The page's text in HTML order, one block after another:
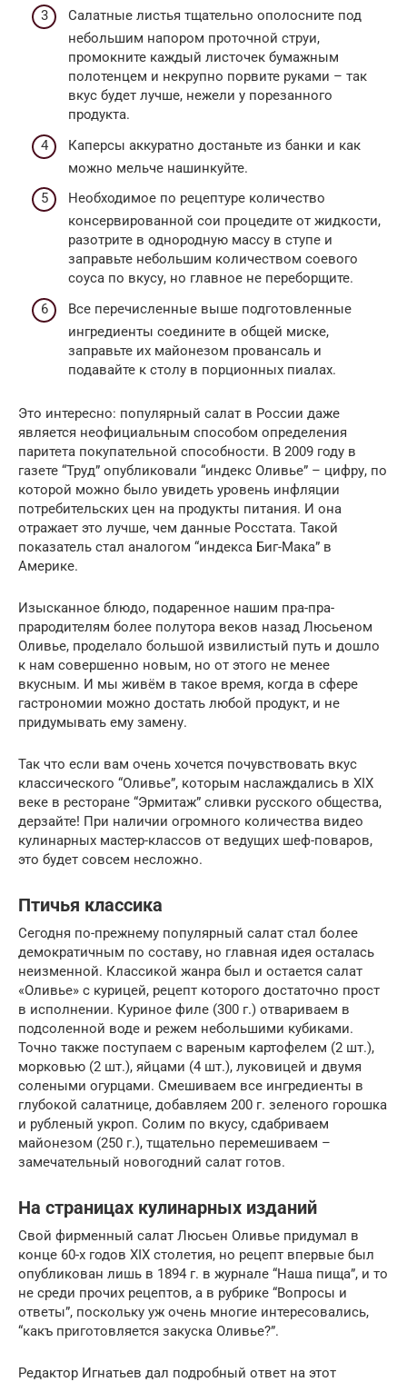
Салатные листья тщательно ополосните под
небольшим напором проточной струи,
промокните каждый листочек бумажным
полотенцем и некрупно порвите руками – так
вкус будет лучше, нежели у порезанного
продукта.
Каперсы аккуратно достаньте из банки и как
можно мельче нашинкуйте.
Необходимое по рецептуре количество
консервированной сои процедите от жидкости,
разотрите в однородную массу в ступе и
заправьте небольшим количеством соевого
соуса по вкусу, но главное не переборщите.
Все перечисленные выше подготовленные
ингредиенты соедините в общей миске,
заправьте их майонезом провансаль и
подавайте к столу в порционных пиалах.
Это интересно: популярный салат в России даже
является неофициальным способом определения
паритета покупательной способности. В 2009 году в
газете “Труд” опубликовали “индекс Оливье” – цифру, по
которой можно было увидеть уровень инфляции
потребительских цен на продукты питания. И она
отражает это лучше, чем данные Росстата. Такой
показатель стал аналогом “индекса Биг-Мака” в
Америке.
Изысканное блюдо, подаренное нашим пра-пра-
прародителям более полутора веков назад Люсьеном
Оливье, проделало большой извилистый путь и дошло
к нам совершенно новым, но от этого не менее
вкусным. И мы живём в такое время, когда в сфере
гастрономии можно достать любой продукт, и не
придумывать ему замену.
Так что если вам очень хочется почувствовать вкус
классического “Оливье”, которым наслаждались в XIX
веке в ресторане “Эрмитаж” сливки русского общества,
дерзайте! При наличии огромного количества видео
кулинарных мастер-классов от ведущих шеф-поваров,
это будет совсем несложно.
Птичья классика
Сегодня по-прежнему популярный салат стал более
демократичным по составу, но главная идея осталась
неизменной. Классикой жанра был и остается салат
«Оливье» с курицей, рецепт которого достаточно прост
в исполнении. Куриное филе (300 г.) отвариваем в
подсоленной воде и режем небольшими кубиками.
Точно также поступаем с вареным картофелем (2 шт.),
морковью (2 шт.), яйцами (4 шт.), луковицей и двумя
солеными огурцами. Смешиваем все ингредиенты в
глубокой салатнице, добавляем 200 г. зеленого горошка
и рубленый укроп. Солим по вкусу, сдабриваем
майонезом (250 г.), тщательно перемешиваем –
замечательный новогодний салат готов.
На страницах кулинарных изданий
Свой фирменный салат Люсьен Оливье придумал в
конце 60-х годов XIX столетия, но рецепт впервые был
опубликован лишь в 1894 г. в журнале “Наша пища”, и то
не среди прочих рецептов, а в рубрике “Вопросы и
ответы”, поскольку уж очень многие интересовались,
“какъ приготовляется закуска Оливье?”.
Редактор Игнатьев дал подробный ответ на этот